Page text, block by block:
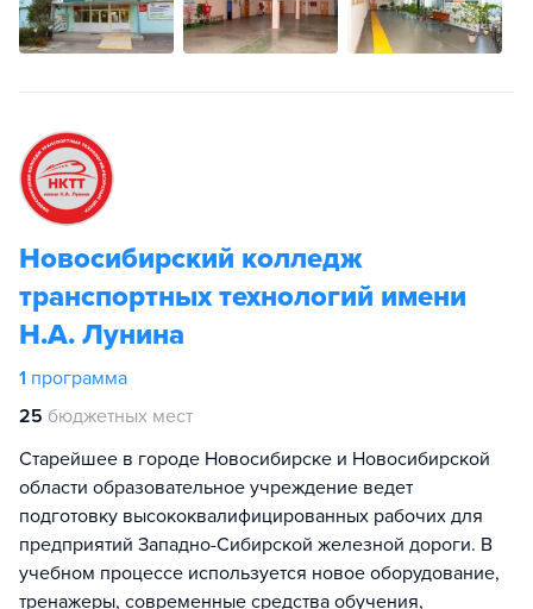
Новосибирский колледж
транспортных технологий имени
Н.А. Лунина
1 программа
25 бюджетных мест
Старейшее в городе Новосибирске и Новосибирской
области образовательное учреждение ведет
подготовку высококвалифицированных рабочих для
предприятий Западно-Сибирской железной дороги. В
учебном процессе используется новое оборудование,
тренажеры, современные средства обучения,